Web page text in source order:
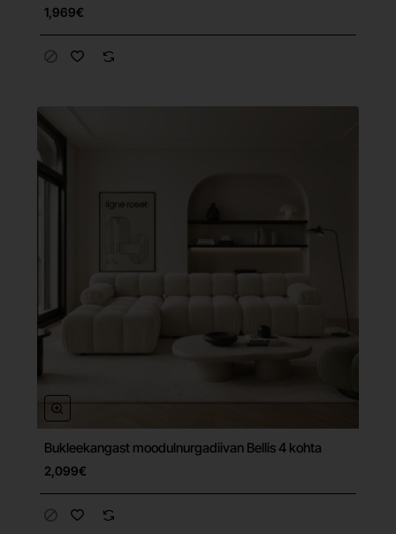
1,969€
Tasuta tarne
Bukleekangast moodulnurgadiivan Bellis 4 kohta
2,099€